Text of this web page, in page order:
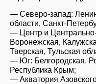
— Северо-запад:
области, Санкт-
— Центр и
Воронежская,
Тверская, Тульская
— Юг: Белгородская,
Республика Крым;
— Акватория